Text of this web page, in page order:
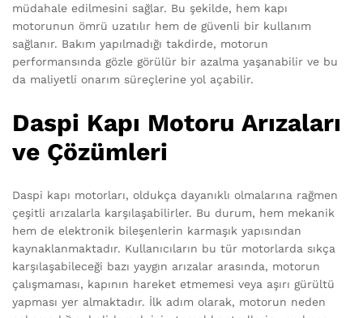
müdahale edilmesini sağlar. Bu şekilde, hem kapı
motorunun ömrü uzatılır hem de güvenli bir kullanım
sağlanır. Bakım yapılmadığı takdirde, motorun
performansında gözle görülür bir azalma yaşanabilir ve bu
da maliyetli onarım süreçlerine yol açabilir.
Daspi Kapı Motoru Arızaları
ve Çözümleri
Daspi kapı motorları, oldukça dayanıklı olmalarına rağmen
çeşitli arızalarla karşılaşabilirler. Bu durum, hem mekanik
hem de elektronik bileşenlerin karmaşık yapısından
kaynaklanmaktadır. Kullanıcıların bu tür motorlarda sıkça
karşılaşabileceği bazı yaygın arızalar arasında, motorun
çalışmaması, kapının hareket etmemesi veya aşırı gürültü
yapması yer almaktadır. İlk adım olarak, motorun neden